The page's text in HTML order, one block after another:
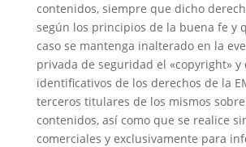
contenidos, siempre que dicho
según los principios de la buena fe y
caso se mantenga inalterado en la
privada de seguridad el «copyright» y
identificativos de los derechos de la
terceros titulares de los mismos
contenidos, así como que se realice
comerciales y exclusivamente para